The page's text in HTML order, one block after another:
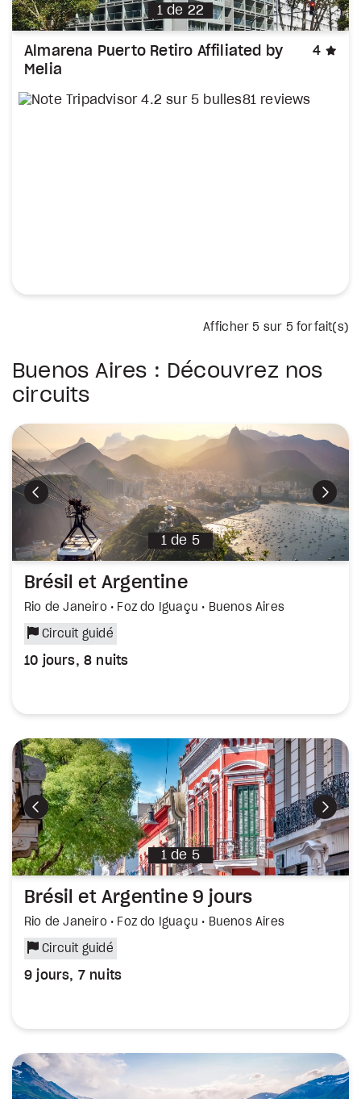
1 de 22
Almarena Puerto Retiro Affiliated by
Melia
4
81 reviews
Afficher5 sur 5 forfait(s)
Buenos Aires : Découvrez nos
circuits
Précédent
1 de 5
Brésil et Argentine
Rio de Janeiro • Foz do Iguaçu • Buenos Aires
Circuit guidé
10 jours, 8 nuits
Précédent
1 de 5
Brésil et Argentine 9 jours
Rio de Janeiro • Foz do Iguaçu • Buenos Aires
Circuit guidé
9 jours, 7 nuits